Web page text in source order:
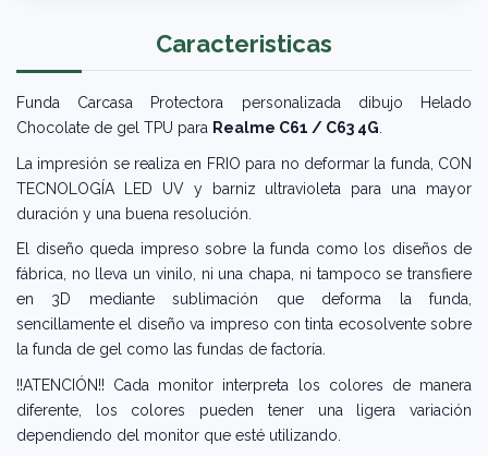
Caracteristicas
Funda Carcasa Protectora personalizada dibujo Helado
Chocolate de gel TPU para Realme C61 / C63 4G
La impresión se realiza en FRIO para no deformar la funda, CON
TECNOLOGÍA LED UV y barniz ultravioleta para una mayor
duración y una buena resolución.
El diseño queda impreso sobre la funda como los diseños de
fábrica, no lleva un vinilo, ni una chapa, ni tampoco se transfiere
en 3D mediante sublimación que deforma la funda,
sencillamente el diseño va impreso con tinta ecosolvente sobre
la funda de gel como las fundas de factoría.
!!ATENCIÓN!! Cada monitor interpreta los colores de manera
diferente, los colores pueden tener una ligera variación
dependiendo del monitor que esté utilizando.